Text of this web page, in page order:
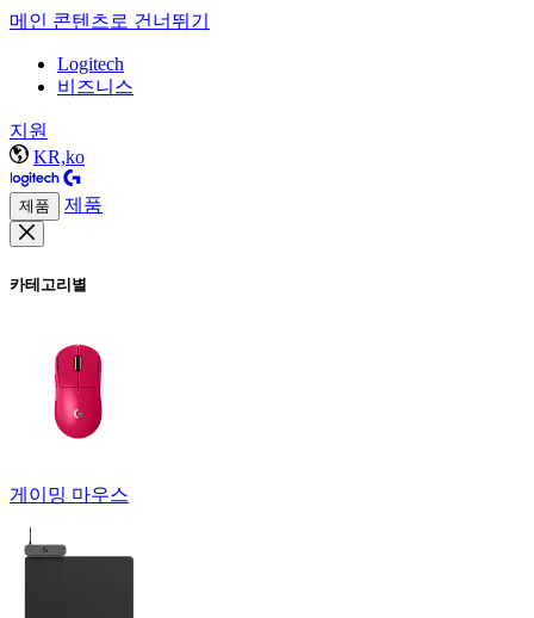
메인 콘텐츠로 건너뛰기
Logitech
비즈니스
지원
KR,ko
제품 제품
카테고리별
게이밍 마우스